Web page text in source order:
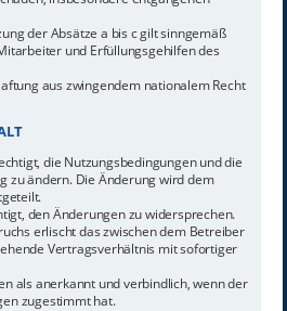
der Absätze a bis c gilt sinngemäß
und Erfüllungsgehilfen des
aus zwingendem nationalem Recht
die Nutzungsbedingungen und die
zu ändern. Die Änderung wird dem
den Änderungen zu widersprechen.
erlischt das zwischen dem Betreiber
Vertragsverhältnis mit sofortiger
als anerkannt und verbindlich, wenn der
zugestimmt hat.